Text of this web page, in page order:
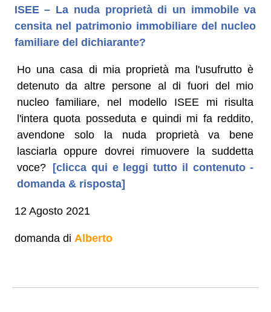
ISEE – La nuda proprietà di un immobile va
censita nel patrimonio immobiliare del nucleo
familiare del dichiarante?
Ho una casa di mia proprietà ma l'usufrutto è
detenuto da altre persone al di fuori del mio
nucleo familiare, nel modello ISEE mi risulta
l'intera quota posseduta e quindi mi fa reddito,
avendone solo la nuda proprietà va bene
lasciarla oppure dovrei rimuovere la suddetta
voce?
[clicca qui e leggi tutto il contenuto -
domanda & risposta]
12 Agosto 2021
domanda di Alberto